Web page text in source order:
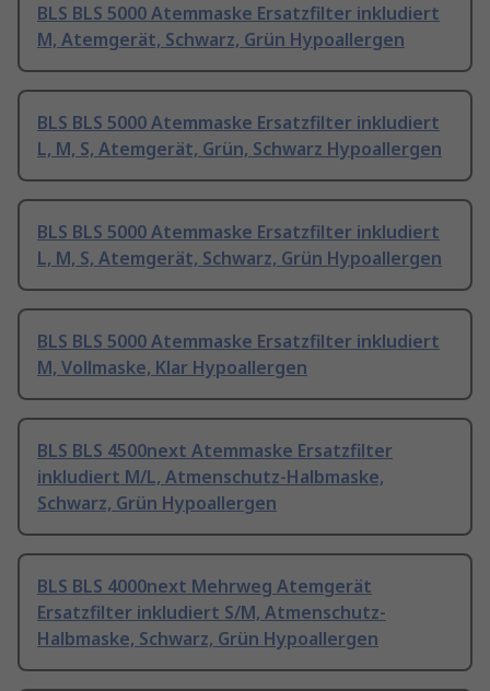
BLS BLS 5000 Atemmaske Ersatzfilter inkludiert
M, Atemgerät, Schwarz, Grün Hypoallergen
BLS BLS 5000 Atemmaske Ersatzfilter inkludiert
L, M, S, Atemgerät, Grün, Schwarz Hypoallergen
BLS BLS 5000 Atemmaske Ersatzfilter inkludiert
L, M, S, Atemgerät, Schwarz, Grün Hypoallergen
BLS BLS 5000 Atemmaske Ersatzfilter inkludiert
M, Vollmaske, Klar Hypoallergen
BLS BLS 4500next Atemmaske Ersatzfilter
inkludiert M/L, Atmenschutz-Halbmaske,
Schwarz, Grün Hypoallergen
BLS BLS 4000next Mehrweg Atemgerät
Ersatzfilter inkludiert S/M, Atmenschutz-
Halbmaske, Schwarz, Grün Hypoallergen